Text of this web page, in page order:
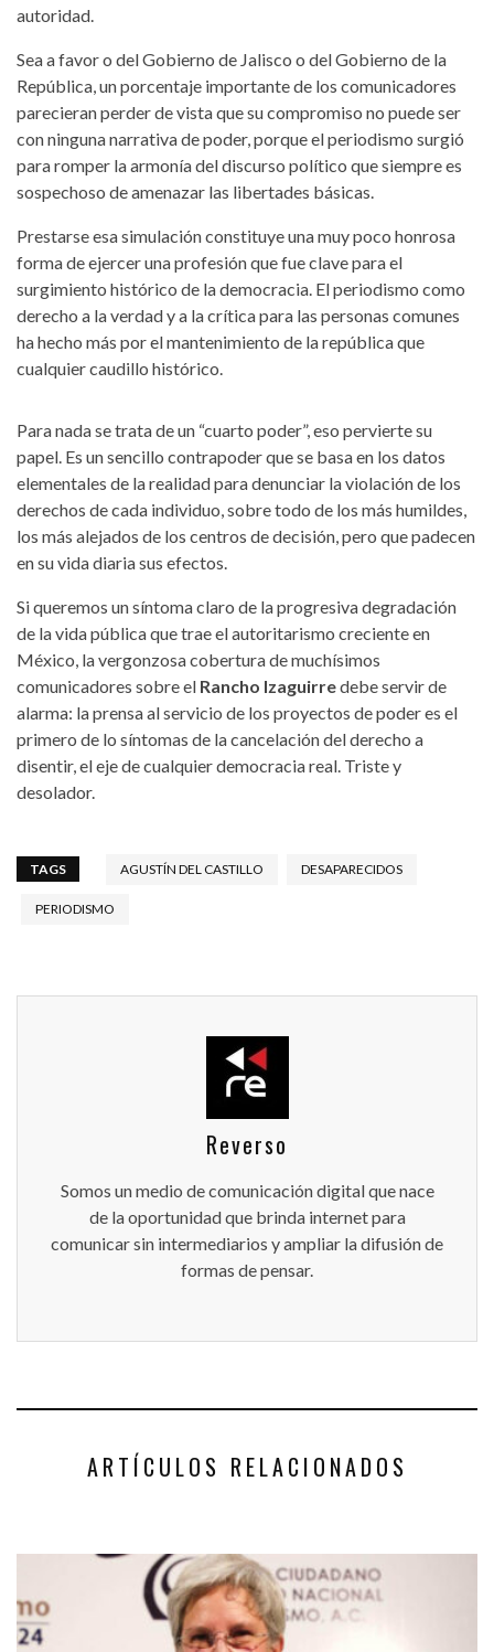
autoridad.
Sea a favor o del Gobierno de Jalisco o del Gobierno de la
República, un porcentaje importante de los comunicadores
parecieran perder de vista que su compromiso no puede ser
con ninguna narrativa de poder, porque el periodismo surgió
para romper la armonía del discurso político que siempre es
sospechoso de amenazar las libertades básicas.
Prestarse esa simulación constituye una muy poco honrosa
forma de ejercer una profesión que fue clave para el
surgimiento histórico de la democracia. El periodismo como
derecho a la verdad y a la crítica para las personas comunes
ha hecho más por el mantenimiento de la república que
cualquier caudillo histórico.
Para nada se trata de un “cuarto poder”, eso pervierte su
papel. Es un sencillo contrapoder que se basa en los datos
elementales de la realidad para denunciar la violación de los
derechos de cada individuo, sobre todo de los más humildes,
los más alejados de los centros de decisión, pero que padecen
en su vida diaria sus efectos.
Si queremos un síntoma claro de la progresiva degradación
de la vida pública que trae el autoritarismo creciente en
México, la vergonzosa cobertura de muchísimos
comunicadores sobre el Rancho Izaguirredebe servir de
alarma: la prensa al servicio de los proyectos de poder es el
primero de lo síntomas de la cancelación del derecho a
disentir, el eje de cualquier democracia real. Triste y
desolador.
TAGS AGUSTÍN DEL CASTILLO DESAPARECIDOS
PERIODISMO
Reverso
Somos un medio de comunicación digital que nace
de la oportunidad que brinda internet para
comunicar sin intermediarios y ampliar la difusión de
formas de pensar.
ARTÍCULOS RELACIONADOS